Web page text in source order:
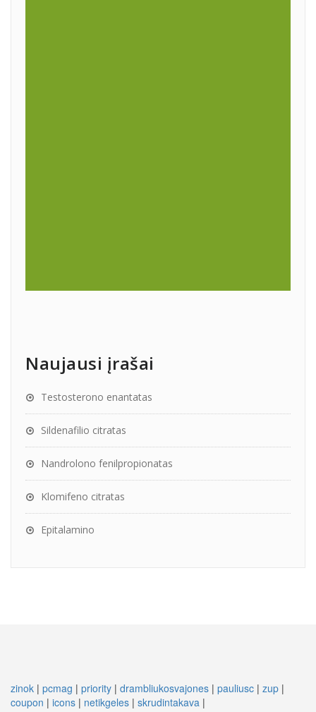
Naujausi įrašai
Testosterono enantatas
Sildenafilio citratas
Nandrolono fenilpropionatas
Klomifeno citratas
Epitalamino
zinok | pcmag | priority | drambliukosvajones | pauliusc | zup |
coupon | icons | netikgeles | skrudintakava |